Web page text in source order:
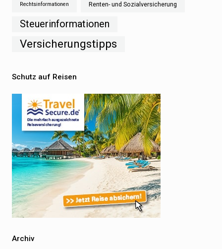
Rechtsinformationen Renten- und Sozialversicherung
Steuerinformationen
Versicherungstipps
Schutz auf Reisen
Archiv